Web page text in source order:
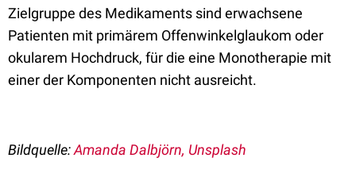
Zielgruppe des Medikaments sind erwachsene
Patienten mit primärem Offenwinkelglaukom oder
okularem Hochdruck, für die eine Monotherapie mit
einer der Komponenten nicht ausreicht.
Bildquelle:Amanda Dalbjörn, Unsplash